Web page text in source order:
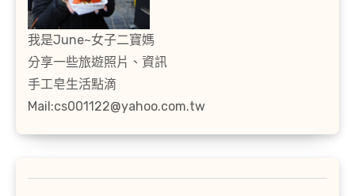
我是June~女子二寶媽
分享一些旅遊照片、資訊
手工皂生活點滴
Mail:cs001122@yahoo.com.tw